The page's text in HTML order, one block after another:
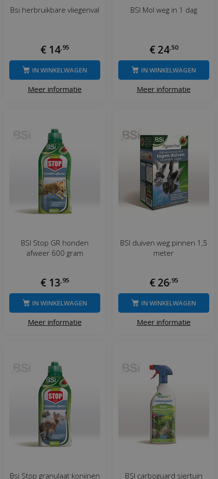
Bsi herbruikbare vliegenval
€ 14 95
Meer informatie
IN WINKELWAGEN
BSI Mol weg in 1 dag
€ 24 50
Meer informatie
IN WINKELWAGEN
BSI Stop GR honden
afweer 600 gram
€ 13 95
Meer informatie
IN WINKELWAGEN
BSI duiven weg pinnen 1,5
meter
€ 26 95
Meer informatie
IN WINKELWAGEN
Bsi Stop granulaat konijnen BSI carboguard siertuin